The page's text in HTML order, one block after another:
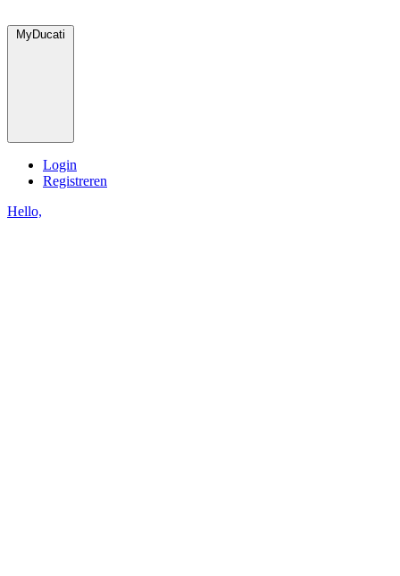
MyDucati
Login
Registreren
Hello,